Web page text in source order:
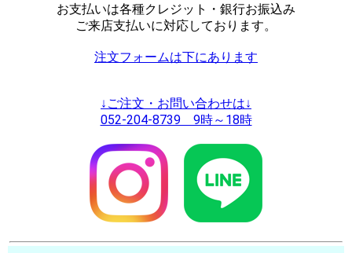
お支払いは各種クレジット・銀行お振込み
ご来店支払いに対応しております。
注文フォームは下にあります
↓ご注文・お問い合わせは↓
052-204-8739 9時～18時